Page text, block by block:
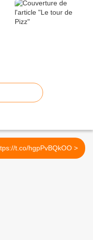
https://t.co/hgpPvBQkOO >